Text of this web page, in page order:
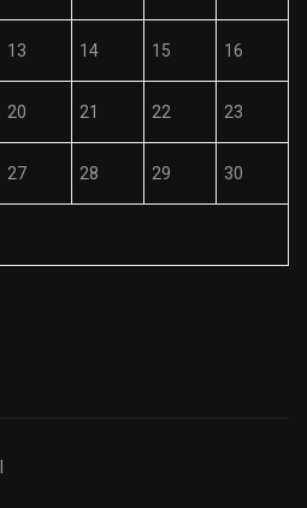
13 14 15 16
20 21 22 23
27 28 29 30